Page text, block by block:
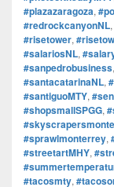
#plazazaragoza,
#redrockcanyonNL,
#risetower,
#salariosNL,
#sanpedrobusiness,
#santacatarinaNL,
#santiguoMTY,
#shopsmallSPGG,
#sprawlmonterrey,
#streetartMHY,
#tacosmty,